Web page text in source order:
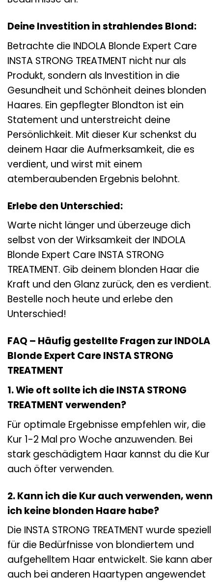
Deine Investition in strahlendes Blond:
Betrachte die INDOLA Blonde Expert Care
INSTA STRONG TREATMENT nicht nur als
Produkt, sondern als Investition in die
Gesundheit und Schönheit deines blonden
Haares. Ein gepflegter Blondton ist ein
Statement und unterstreicht deine
Persönlichkeit. Mit dieser Kur schenkst du
deinem Haar die Aufmerksamkeit, die es
verdient, und wirst mit einem
atemberaubenden Ergebnis belohnt.
Erlebe den Unterschied:
Warte nicht länger und überzeuge dich
selbst von der Wirksamkeit der INDOLA
Blonde Expert Care INSTA STRONG
TREATMENT. Gib deinem blonden Haar die
Kraft und den Glanz zurück, den es verdient.
Bestelle noch heute und erlebe den
Unterschied!
FAQ – Häufig gestellte Fragen zur INDOLA
Blonde Expert Care INSTA STRONG
TREATMENT
1. Wie oft sollte ich die INSTA STRONG
TREATMENT verwenden?
Für optimale Ergebnisse empfehlen wir, die
Kur 1-2 Mal pro Woche anzuwenden. Bei
stark geschädigtem Haar kannst du die Kur
auch öfter verwenden.
2. Kann ich die Kur auch verwenden, wenn
ich keine blonden Haare habe?
Die INSTA STRONG TREATMENT wurde speziell
für die Bedürfnisse von blondiertem und
aufgehelltem Haar entwickelt. Sie kann aber
auch bei anderen Haartypen angewendet